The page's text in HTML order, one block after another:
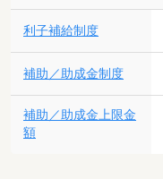
利子補給制度
補助／助成金制度
補助／助成金上限金
額